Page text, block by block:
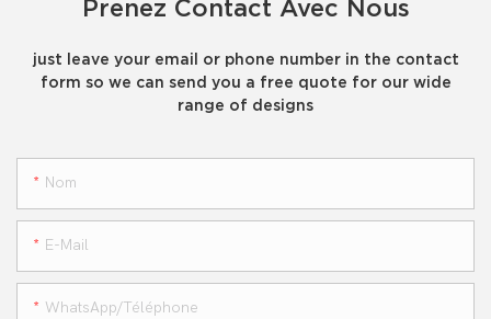
Prenez Contact Avec Nous
just leave your email or phone number in the contact
form so we can send you a free quote for our wide
range of designs
Nom
E-Mail
WhatsApp/téléphone